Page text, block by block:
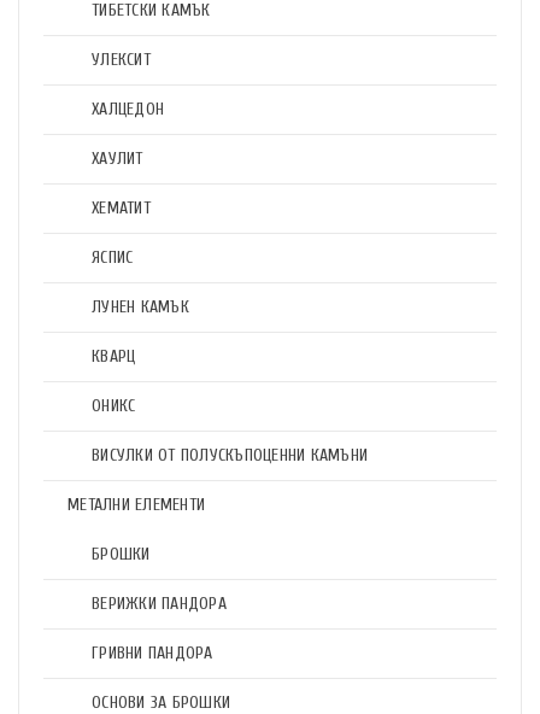
ТИБЕТСКИ КАМЪК
УЛЕКСИТ
ХАЛЦЕДОН
ХАУЛИТ
ХЕМАТИТ
ЯСПИС
ЛУНЕН КАМЪК
КВАРЦ
ОНИКС
ВИСУЛКИ ОТ ПОЛУСКЪПОЦЕННИ КАМЪНИ
МЕТАЛНИ ЕЛЕМЕНТИ
БРОШКИ
ВЕРИЖКИ ПАНДОРА
ГРИВНИ ПАНДОРА
ОСНОВИ ЗА БРОШКИ